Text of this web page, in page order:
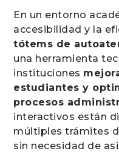
En un entorno
accesibilidad y la
tótems de
una herramienta
instituciones
estudiantes y
procesos
interactivos están
múltiples trámites
sin necesidad de